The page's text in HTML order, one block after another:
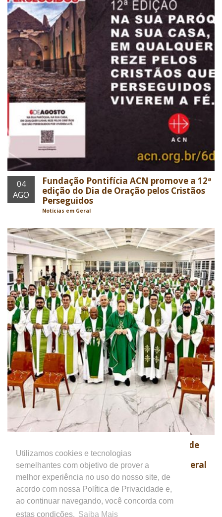
Utilizamos cookies e tecnologias
semelhantes com objetivo de prover a
melhor experiência no uso do nosso site, de
acordo com nossa Política de Privacidade e,
ao continuar navegando, você concorda com
estas condições. Saiba Mais
04
AGO
Fundação Pontifícia ACN promove a 12ª
edição do Dia de Oração pelos Cristãos
Perseguidos
Notícias em Geral
31
JUL
Encontro Nacional de Formadores de
Seminários debate os desafios da
cultura digital na formação presbiteral
Notícias em Geral